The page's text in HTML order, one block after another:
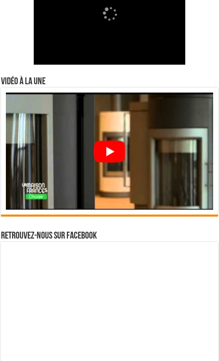
Vidéo à la Une
Retrouvez-nous sur Facebook